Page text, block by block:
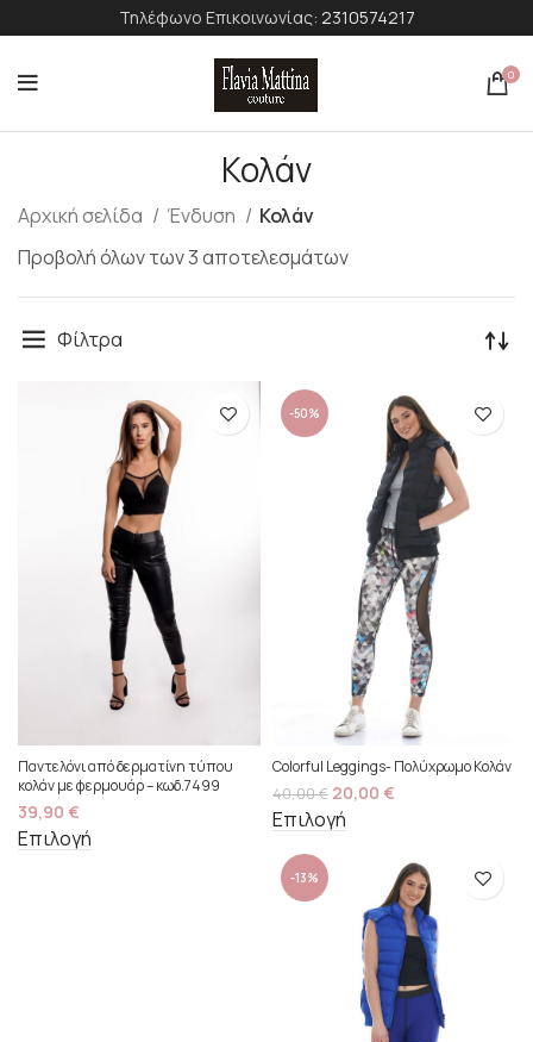
Τηλέφωνο Επικοινωνίας: 2310574217
0
Κολάν
Αρχική σελίδα Ένδυση
Κολάν
Προβολή όλων των 3 αποτελεσμάτων
Φίλτρα
Παντελόνι από δερματίνη τύπου
κολάν με φερμουάρ – κωδ.7499
39,90 €
Επιλογή
-50%
Colorful Leggings- Πολύχρωμο Κολάν
40,00€ 20,00 €
Επιλογή
-13%